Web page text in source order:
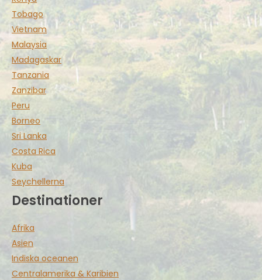
Tobago
Vietnam
Malaysia
Madagaskar
Tanzania
Zanzibar
Peru
Borneo
Sri Lanka
Costa Rica
Kuba
Seychellerna
Destinationer
Afrika
Asien
Indiska oceanen
Centralamerika & Karibien